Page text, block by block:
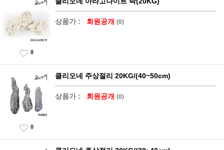
상품가 : 회원공개 (0)
0
클리오네 주상절리 20KG/(40~50cm)
상품가 : 회원공개 (0)
0